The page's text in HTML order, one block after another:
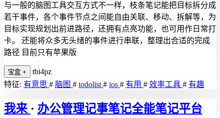
与一般的脑图工具交互方式不一样，枝条笔记能把目标拆分成
若干事件，各个事件节点之间能自由关联、移动、拆解等，为
目标实现规划出前进路径，还拥有点亮功能，也可用作日常打
卡。 还能将众多无头绪的事件进行串联，整理出合适的完成
路径 目前只有苹果版
宝盒 +
tbi4pz
特征: 有意思 # 脑图 # todolist # ios # 有用 # 效率工具 # 有趣
我来 · 办公管理记事笔记全能笔记平台